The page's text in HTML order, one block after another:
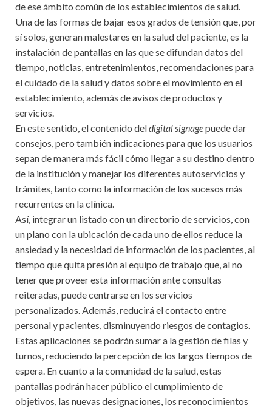
de ese ámbito común de los establecimientos de salud.
Una de las formas de bajar esos grados de tensión que, por
sí solos, generan malestares en la salud del paciente, es la
instalación de pantallas en las que se difundan datos del
tiempo, noticias, entretenimientos, recomendaciones para
el cuidado de la salud y datos sobre el movimiento en el
establecimiento, además de avisos de productos y
servicios.
En este sentido, el contenido deldigital signagepuede dar
consejos, pero también indicaciones para que los usuarios
sepan de manera más fácil cómo llegar a su destino dentro
de la institución y manejar los diferentes autoservicios y
trámites, tanto como la información de los sucesos más
recurrentes en la clínica.
Así, integrar un listado con un directorio de servicios, con
un plano con la ubicación de cada uno de ellos reduce la
ansiedad y la necesidad de información de los pacientes, al
tiempo que quita presión al equipo de trabajo que, al no
tener que proveer esta información ante consultas
reiteradas, puede centrarse en los servicios
personalizados. Además, reducirá el contacto entre
personal y pacientes, disminuyendo riesgos de contagios.
Estas aplicaciones se podrán sumar a la gestión de filas y
turnos, reduciendo la percepción de los largos tiempos de
espera. En cuanto a la comunidad de la salud, estas
pantallas podrán hacer público el cumplimiento de
objetivos, las nuevas designaciones, los reconocimientos